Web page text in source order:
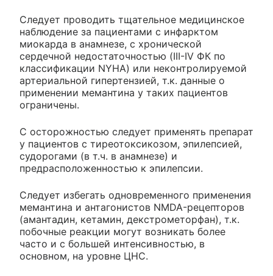
Следует проводить тщательное медицинское
наблюдение за пациентами с инфарктом
миокарда в анамнезе, с хронической
сердечной недостаточностью (III-IV ФК по
классификации NYHA) или неконтролируемой
артериальной гипертензией, т.к. данные о
применении мемантина у таких пациентов
ограничены.
С осторожностью следует применять препарат
у пациентов с тиреотоксикозом, эпилепсией,
судорогами (в т.ч. в анамнезе) и
предрасположенностью к эпилепсии.
Следует избегать одновременного применения
мемантина и антагонистов NMDA-рецепторов
(амантадин, кетамин, декстрометорфан), т.к.
побочные реакции могут возникать более
часто и с большей интенсивностью, в
основном, на уровне ЦНС.